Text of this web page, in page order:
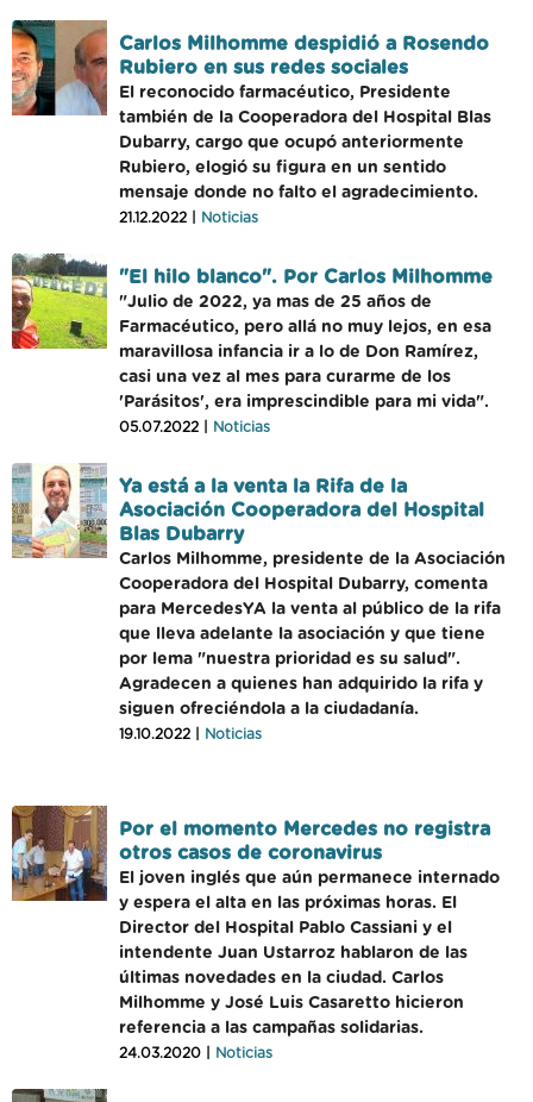
Carlos Milhomme despidió a Rosendo
Rubiero en sus redes sociales
El reconocido farmacéutico, Presidente
también de la Cooperadora del Hospital Blas
Dubarry, cargo que ocupó anteriormente
Rubiero, elogió su figura en un sentido
mensaje donde no falto el agradecimiento.
21.12.2022 | Noticias
"El hilo blanco". Por Carlos Milhomme
"Julio de 2022, ya mas de 25 años de
Farmacéutico, pero allá no muy lejos, en esa
maravillosa infancia ir a lo de Don Ramírez,
casi una vez al mes para curarme de los
'Parásitos', era imprescindible para mi vida".
05.07.2022 | Noticias
Ya está a la venta la Rifa de la
Asociación Cooperadora del Hospital
Blas Dubarry
Carlos Milhomme, presidente de la Asociación
Cooperadora del Hospital Dubarry, comenta
para MercedesYA la venta al público de la rifa
que lleva adelante la asociación y que tiene
por lema "nuestra prioridad es su salud".
Agradecen a quienes han adquirido la rifa y
siguen ofreciéndola a la ciudadanía.
19.10.2022 | Noticias
Por el momento Mercedes no registra
otros casos de coronavirus
El joven inglés que aún permanece internado
y espera el alta en las próximas horas. El
Director del Hospital Pablo Cassiani y el
intendente Juan Ustarroz hablaron de las
últimas novedades en la ciudad. Carlos
Milhomme y José Luis Casaretto hicieron
referencia a las campañas solidarias.
24.03.2020 | Noticias